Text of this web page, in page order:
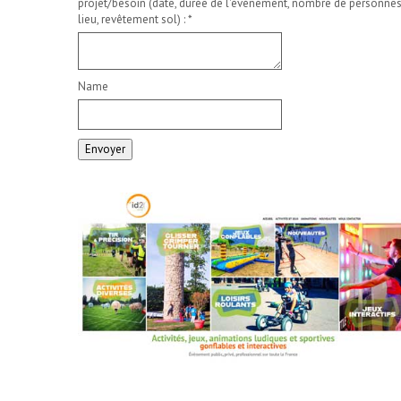
projet/besoin (date, durée de l'événement, nombre de
lieu, revêtement sol) :*
Name
Envoyer